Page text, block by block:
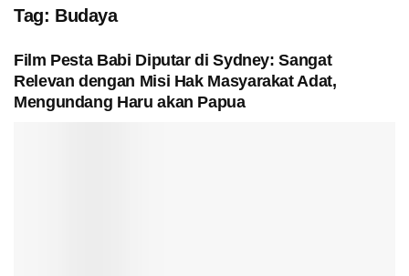
Tag: Budaya
Film Pesta Babi Diputar di Sydney: Sangat
Relevan dengan Misi Hak Masyarakat Adat,
Mengundang Haru akan Papua